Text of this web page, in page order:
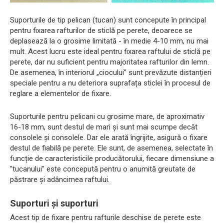
Suporturile de tip pelican (tucan) sunt concepute în principal
pentru fixarea rafturilor de sticlă pe perete, deoarece se
deplasează la o grosime limitată - în medie 4-10 mm, nu mai
mult. Acest lucru este ideal pentru fixarea raftului de sticlă pe
perete, dar nu suficient pentru majoritatea rafturilor din lemn.
De asemenea, în interiorul „ciocului” sunt prevăzute distanțieri
speciale pentru a nu deteriora suprafața sticlei în procesul de
reglare a elementelor de fixare.
Suporturile pentru pelicani cu grosime mare, de aproximativ
16-18 mm, sunt destul de mari și sunt mai scumpe decât
consolele și consolele. Dar ele arată îngrijite, asigură o fixare
destul de fiabilă pe perete. Ele sunt, de asemenea, selectate în
funcție de caracteristicile producătorului, fiecare dimensiune a
"tucanului" este concepută pentru o anumită greutate de
păstrare și adâncimea raftului.
Suporturi și suporturi
Acest tip de fixare pentru rafturile deschise de perete este